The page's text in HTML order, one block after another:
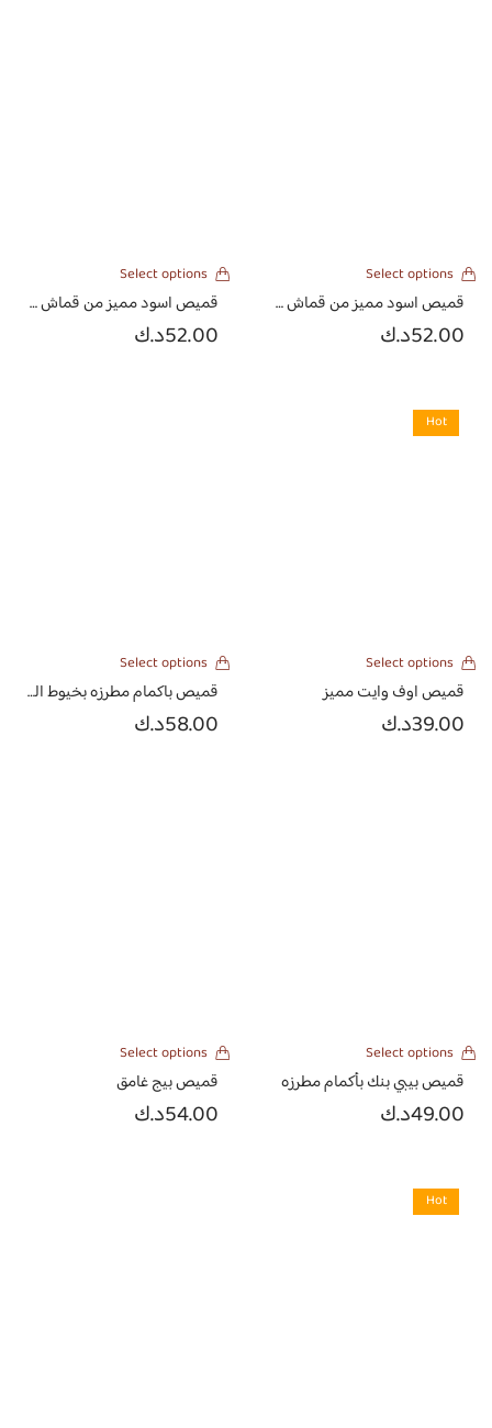
Select options
قميص اسود مميز من قماش اللنن الهندي باكمام اللنن مطرزه ومشكوكة
52.00د.ك
Select options
قميص اسود مميز من قماش اللنن الهندي باكمام كروهات
52.00د.ك
Hot
Select options
قميص اوف وايت مميز
39.00د.ك
Select options
قميص باكمام مطرزه بخيوط القطن
58.00د.ك
Select options
قميص بيبي بنك بأكمام مطرزه
49.00د.ك
Select options
قميص بيج غامق
54.00د.ك
Hot